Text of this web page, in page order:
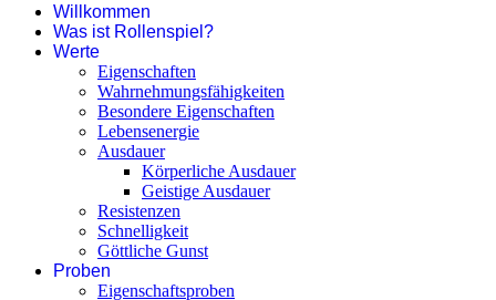
Willkommen
Was ist Rollenspiel?
Werte
Eigenschaften
Wahrnehmungsfähigkeiten
Besondere Eigenschaften
Lebensenergie
Ausdauer
Körperliche Ausdauer
Geistige Ausdauer
Resistenzen
Schnelligkeit
Göttliche Gunst
Proben
Eigenschaftsproben